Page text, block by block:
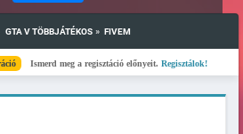
GTA V TÖBBJÁTÉKOS » FIVEM
Ismerd meg a regisztáció előnyeit.Regisztálok!